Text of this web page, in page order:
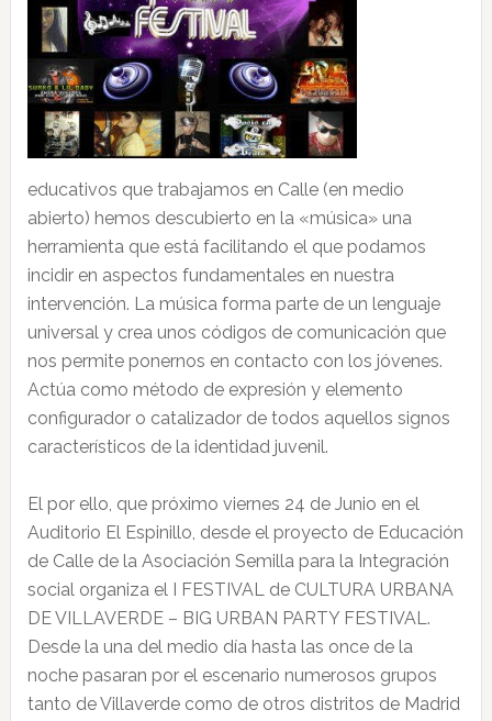
educativos que trabajamos en Calle (en medio
abierto) hemos descubierto en la «música» una
herramienta que está facilitando el que podamos
incidir en aspectos fundamentales en nuestra
intervención. La música forma parte de un lenguaje
universal y crea unos códigos de comunicación que
nos permite ponernos en contacto con los jóvenes.
Actúa como método de expresión y elemento
configurador o catalizador de todos aquellos signos
característicos de la identidad juvenil.
El por ello, que próximo viernes 24 de Junio en el
Auditorio El Espinillo, desde el proyecto de Educación
de Calle de la Asociación Semilla para la Integración
social organiza el I FESTIVAL de CULTURA URBANA
DE VILLAVERDE – BIG URBAN PARTY FESTIVAL.
Desde la una del medio día hasta las once de la
noche pasaran por el escenario numerosos grupos
tanto de Villaverde como de otros distritos de Madrid